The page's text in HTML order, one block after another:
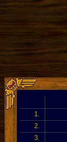
1.
2.
3.